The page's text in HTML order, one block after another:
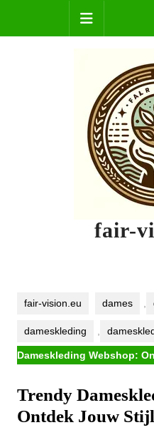
content
fair-
fair-vision.eu dames
dameskleding
Dameskleding Webshop:
Trendy
Ontdek Jouw